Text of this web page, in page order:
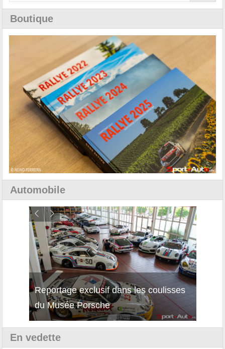
Boutique
Automobile
Reportage exclusif dans les coulisses
du Musée Porsche
En vedette